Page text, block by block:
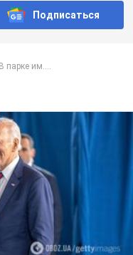
Байдена
раке
внимания